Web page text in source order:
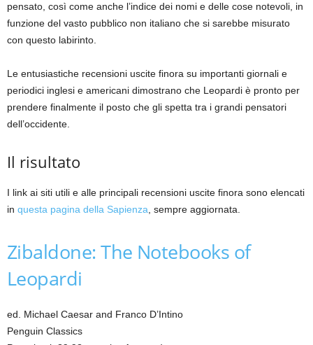
pensato, così come anche l’indice dei nomi e delle cose notevoli, in
funzione del vasto pubblico non italiano che si sarebbe misurato
con questo labirinto.
Le entusiastiche recensioni uscite finora su importanti giornali e
periodici inglesi e americani dimostrano che Leopardi è pronto per
prendere finalmente il posto che gli spetta tra i grandi pensatori
dell’occidente.
Il risultato
I link ai siti utili e alle principali recensioni uscite finora sono elencati
in questa pagina della Sapienza, sempre aggiornata.
Zibaldone: The Notebooks of
Leopardi
ed. Michael Caesar and Franco D’Intino
Penguin Classics